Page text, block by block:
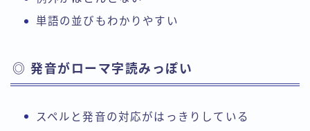
単語の並びもわかりやすい
◎ 発音がローマ字読みっぽい
スペルと発音の対応がはっきりしている